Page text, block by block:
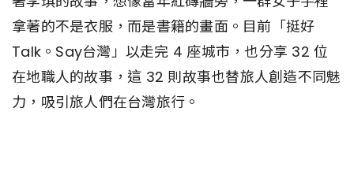
拿著的不是衣服，而是書籍的畫面。目前「挺好
Talk。Say台灣」以走完 4 座城市，也分享 32 位
在地職人的故事，這 32 則故事也替旅人創造不同魅
力，吸引旅人們在台灣旅行。